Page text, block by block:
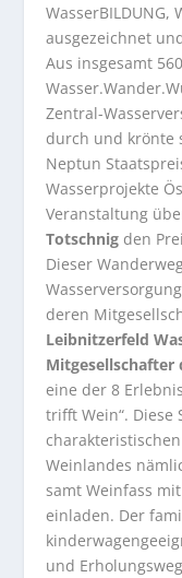
WasserBILDUNG,
ausgezeichnet
Aus insgesamt
Zentral-
durch und krönte
Neptun
Wasserprojekte
Veranstaltung
Totschnig den
Dieser
deren
Leibnitzerfeld
Mitgesellschafter
eine der 8
trifft Wein“.
Weinlandes
samt Weinfass
einladen. Der
und